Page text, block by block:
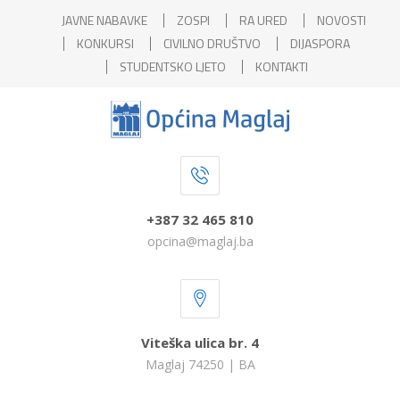
JAVNE NABAVKE ZOSPI RA URED
NOVOSTI
KONKURSI
CIVILNO DRUŠTVO
DIJASPORA
STUDENTSKO LJETO
KONTAKTI
+387 32 465 810
opcina@maglaj.ba
Viteška ulica br. 4
Maglaj 74250 | BA